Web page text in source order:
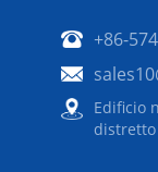
+86-
Edificio
distretto